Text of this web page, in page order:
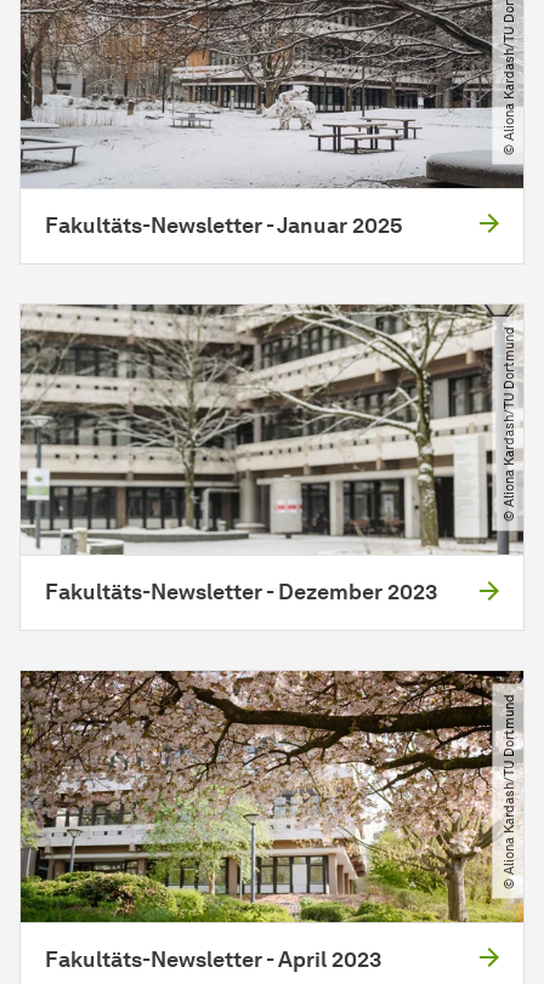
© Aliona Kardash​/​TU Dortmund
Fakultäts-Newsletter - Januar 2025
© Aliona Kardash​/​TU Dortmund
Fakultäts-Newsletter - Dezember 2023
© Aliona Kardash​/​TU Dortmund
Fakultäts-Newsletter - April 2023